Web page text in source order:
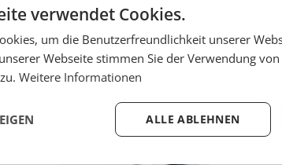
verwendet Cookies.
um die Benutzerfreundlichkeit unserer
Webseite stimmen Sie der Verwendung
Weitere Informationen
ALLE ABLEHNEN